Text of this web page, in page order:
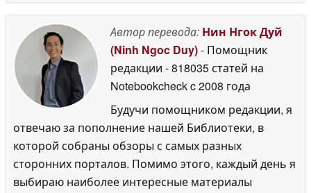
Автор перевода: Нин Нгок Дуй
(Ninh Ngoc Duy)- Помощник
редакции - 818035 статей на
Notebookcheckc 2008 года
Будучи помощником редакции, я
отвечаю за пополнение нашей Библиотеки, в
которой собраны обзоры с самых разных
сторонних порталов. Помимо этого, каждый день я
выбираю наиболее интересные материалы